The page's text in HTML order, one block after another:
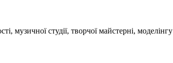
музичної студії, творчої майстерні, моделінгу